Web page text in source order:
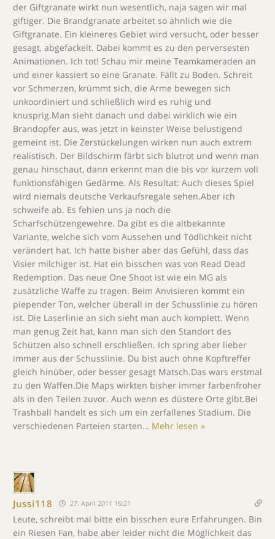
der Giftgranate wirkt nun wesentlich, naja sagen wir mal
giftiger. Die Brandgranate arbeitet so ähnlich wie die
Giftgranate. Ein kleineres Gebiet wird versucht, oder besser
gesagt, abgefackelt. Dabei kommt es zu den perversesten
Animationen. Ich tot! Schau mir meine Teamkameraden an
und einer kassiert so eine Granate. Fällt zu Boden. Schreit
vor Schmerzen, krümmt sich, die Arme bewegen sich
unkoordiniert und schließlich wird es ruhig und
knusprig.Man sieht danach und dabei wirklich wie ein
Brandopfer aus, was jetzt in keinster Weise belustigend
gemeint ist. Die Zerstückelungen wirken nun auch extrem
realistisch. Der Bildschirm färbt sich blutrot und wenn man
genau hinschaut, dann erkennt man die bis vor kurzem voll
funktionsfähigen Gedärme. Als Resultat: Auch dieses Spiel
wird niemals deutsche Verkaufsregale sehen.Aber ich
schweife ab. Es fehlen uns ja noch die
Scharfschützengewehre. Da gibt es die altbekannte
Variante, welche sich vom Aussehen und Tödlichkeit nicht
verändert hat. Ich hatte bisher aber das Gefühl, dass das
Visier milchiger ist. Hat ein bisschen was von Read Dead
Redemption. Das neue One Shoot ist wie ein MG als
zusätzliche Waffe zu tragen. Beim Anvisieren kommt ein
piepender Ton, welcher überall in der Schusslinie zu hören
ist. Die Laserlinie an sich sieht man auch komplett. Wenn
man genug Zeit hat, kann man sich den Standort des
Schützen also schnell erschließen. Ich spring aber lieber
immer aus der Schusslinie. Du bist auch ohne Kopftreffer
gleich hinüber, oder besser gesagt Matsch.Das wars erstmal
zu den Waffen.Die Maps wirkten bisher immer farbenfroher
als in den Teilen zuvor. Auch wenn es düstere Orte gibt.Bei
Trashball handelt es sich um ein zerfallenes Stadium. Die
verschiedenen Parteien starten… Mehr lesen »
Jussi118 27. April 2011 16:21
Leute, schreibt mal bitte ein bisschen eure Erfahrungen. Bin
ein Riesen Fan, habe aber leider nicht die Möglichkeit das